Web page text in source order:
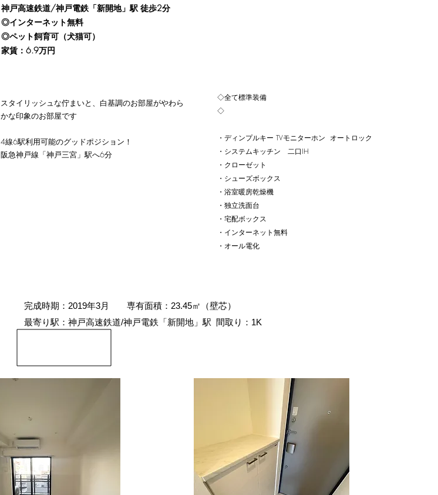
神戸高速鉄道/神戸電鉄「新開地」駅 徒歩2分
◎インターネット無料
◎ペット飼育可（犬猫可）
​家賃：6.9万円
スタイリッシュな佇まいと、白基調のお部屋がやわら
かな印象のお部屋です
4線6駅利用可能のグッドポジション！
​阪急神戸線「神戸三宮」駅へ6分
◇全て標準装備
◇
・ディンプルキー TVモニターホン オートロック
・システムキッチン 二口IH
・クローゼット
・シューズボックス
・浴室暖房乾燥機
・独立洗面台
・宅配ボックス
・インターネット無料
​・オール電化
​完成時期：2019年3月 専有面積：23.45㎡（壁芯）
最寄り駅：神戸高速鉄道/神戸電鉄「新開地」駅 間取り：1K